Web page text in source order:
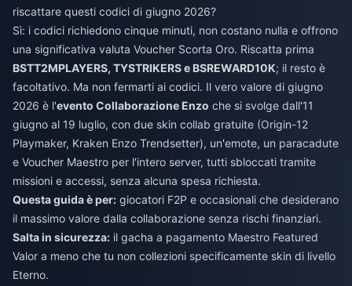
riscattare questi codici di giugno 2026?
Sì: i codici richiedono cinque minuti, non costano nulla e offrono
una significativa valuta Voucher Scorta Oro. Riscatta prima
BSTT2MPLAYERS, TYSTRIKERS e BSREWARD10K; il resto è
facoltativo. Ma non fermarti ai codici. Il vero valore di giugno
2026 è l'evento Collaborazione Enzo che si svolge dall'11
giugno al 19 luglio, con due skin collab gratuite (Origin-12
Playmaker, Kraken Enzo Trendsetter), un'emote, un paracadute
e Voucher Maestro per l'intero server, tutti sbloccati tramite
missioni e accessi, senza alcuna spesa richiesta.
Questa guida è per: giocatori F2P e occasionali che desiderano
il massimo valore dalla collaborazione senza rischi finanziari.
Salta in sicurezza: il gacha a pagamento Maestro Featured
Valor a meno che tu non collezioni specificamente skin di livello
Eterno.